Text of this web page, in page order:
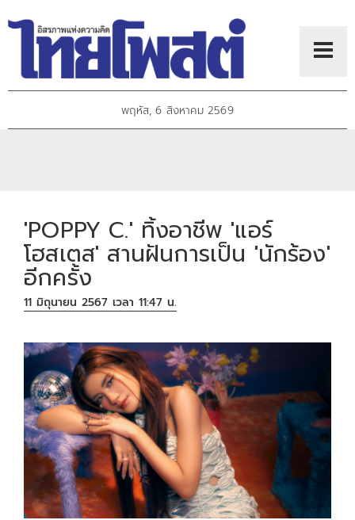
พฤหัส, 6 สิงหาคม 2569
'POPPY C.' ทิ้งอาชีพ 'แอร์
โฮสเตส' สานฝันการเป็น 'นักร้อง'
อีกครั้ง
11 มิถุนายน 2567 เวลา 11:47 น.